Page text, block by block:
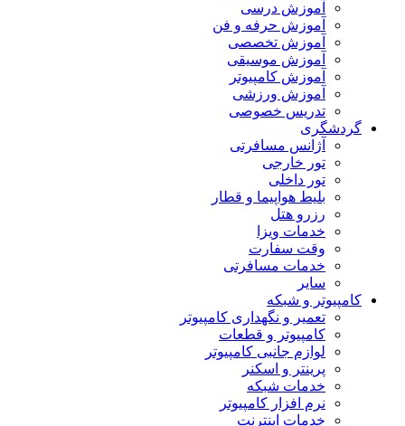
آموزش درسی
آموزش حرفه و فن
آموزش تخصصی
آموزش موسیقی
آموزش کامپیوتر
آموزش ورزشی
تدریس خصوصی
گردشگری
آژانس مسافرتی
تور خارجی
تور داخلی
بلیط هواپیما و قطار
رزرو هتل
خدمات ویزا
وقت سفارت
خدمات مسافرتی
سایر
کامپیوتر و شبکه
تعمیر و نگهداری کامپیوتر
کامپیوتر و قطعات
لوازم جانبی کامپیوتر
پرینتر و اسکنر
خدمات شبکه
نرم افزار کامپیوتر
خدمات اینترنت